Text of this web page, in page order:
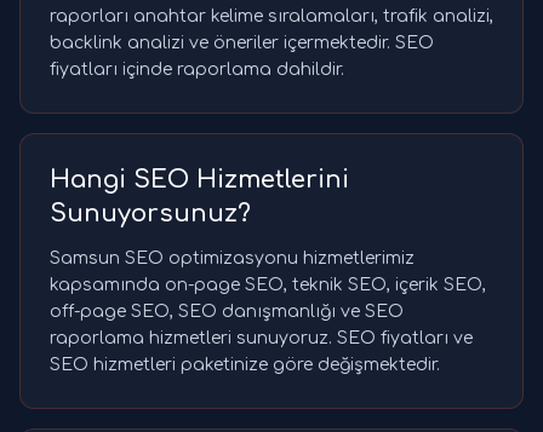
raporları anahtar kelime sıralamaları, trafik analizi,
backlink analizi ve öneriler içermektedir. SEO
fiyatları içinde raporlama dahildir.
Hangi SEO Hizmetlerini
Sunuyorsunuz?
Samsun SEO optimizasyonu hizmetlerimiz
kapsamında on-page SEO, teknik SEO, içerik SEO,
off-page SEO, SEO danışmanlığı ve SEO
raporlama hizmetleri sunuyoruz. SEO fiyatları ve
SEO hizmetleri paketinize göre değişmektedir.